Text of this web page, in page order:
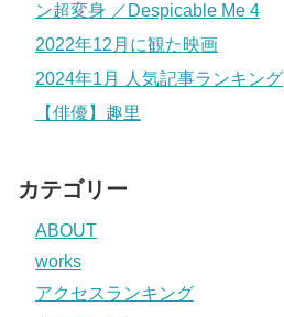
ン超変身 ／Despicable Me 4
2022年12月に観た映画
2024年1月 人気記事ランキング
【俳優】趣里
カテゴリー
ABOUT
works
アクセスランキング